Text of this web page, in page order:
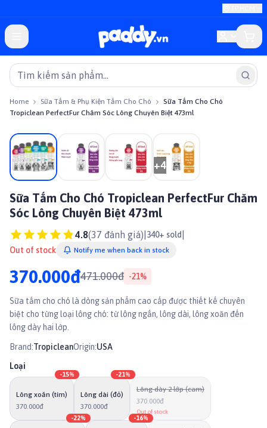
Home Sữa Tắm & Phụ Kiện Tắm Cho Chó
Sữa Tắm Cho Chó
Tropiclean PerfectFur Chăm Sóc Lông Chuyên Biệt 473ml
On sale
+4
Sữa Tắm Cho Chó Tropiclean PerfectFur Chăm
Sóc Lông Chuyên Biệt 473ml
4.8(37 đánh giá) 340+ sold
Out of stock Notify me when back in stock
370.000đ471.000đ -21%
Sữa tắm cho chó là dòng sản phẩm cao cấp được thiết kế chuyên
biệt cho từng loại lông chó: từ lông ngắn, lông dài, lông xoăn đến
lông dày hai lớp.
Brand:TropicleanOrigin:USA
Loại
Lông xoăn (tím)
370.000đ
-15%
Lông dài (đỏ)
370.000đ
-21%
Lông dày 2 lớp (cam)
370.000đ
Out of stock
-22% -16%